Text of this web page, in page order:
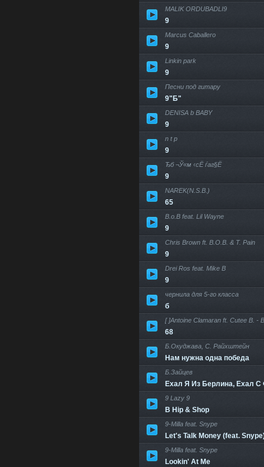
MALIK ORDUBADLI9
9
Marcus Caballero
9
Linkin park
9
Песни под гитару
9"Б"
DENISA b BABY
9
n t p
9
Ђ­б ¬Ў«м ‹с­Ё ѓаг§Ё­
9
NAREK(N.S.B.)
65
B.o.B feat. Lil Wayne
9
Chris Brown ft. B.O.B. & T. Pain
9
Drei Ros feat. Mike B
9
чернила для 5-го класса
б
[ ]Antoine Clamaran ft. Cutee B. -
68
Б.Окуджава, С. Райхштейн
Нам нужна одна победа
Б.Зайцев
Ехал Я Из Берлина, Ехал С
9 Lazy 9
B Hip & Shop
9-Milla feat. Snype
Let's Talk Money (feat.
9-Milla feat. Snype
Lookin' At Me